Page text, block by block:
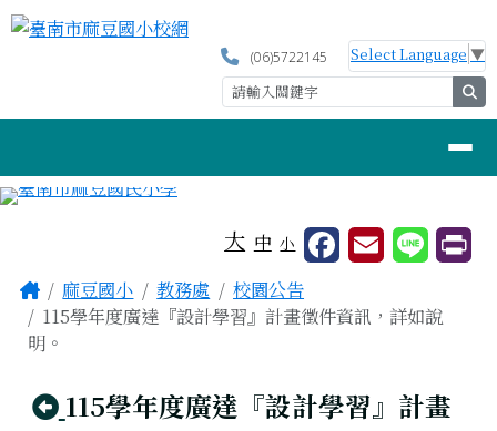
跳至主內容區
臺南市麻豆國小校網
(06)5722145 Select Language ▼
大 中 小
主內容區域
Home麻豆國小 教務處
校園公告
115學年度廣達『設計學習』計畫徵件資訊，詳如說
明。
回上頁
115學年度廣達『設計學習』計畫
頁尾區域